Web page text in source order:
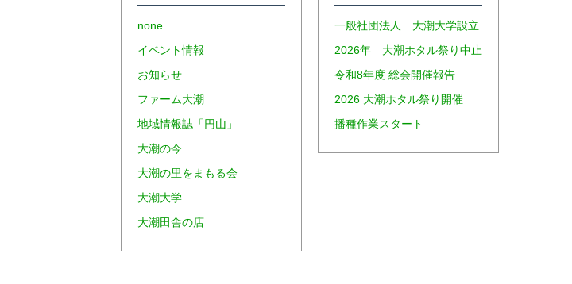
none
イベント情報
お知らせ
ファーム大潮
地域情報誌「円山」
大潮の今
大潮の里をまもる会
大潮大学
大潮田舎の店
一般社団法人 大潮大学設立
2026年 大潮ホタル祭り中止
令和8年度 総会開催報告
2026 大潮ホタル祭り開催
播種作業スタート